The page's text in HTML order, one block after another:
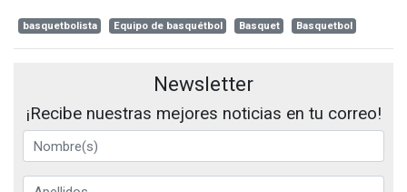
basquetbolista Equipo de basquétbol Basquet Basquetbol
Newsletter
¡Recibe nuestras mejores noticias en tu correo!